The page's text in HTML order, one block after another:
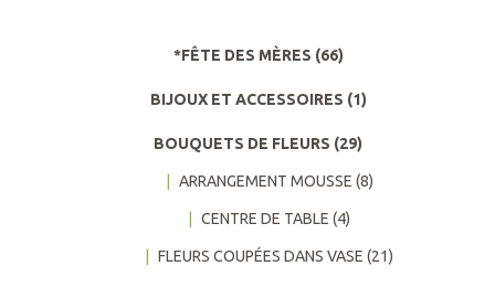
*FÊTE DES MÈRES (66)
BIJOUX ET ACCESSOIRES (1)
BOUQUETS DE FLEURS (29)
ARRANGEMENT MOUSSE (8)
CENTRE DE TABLE (4)
FLEURS COUPÉES DANS VASE (21)